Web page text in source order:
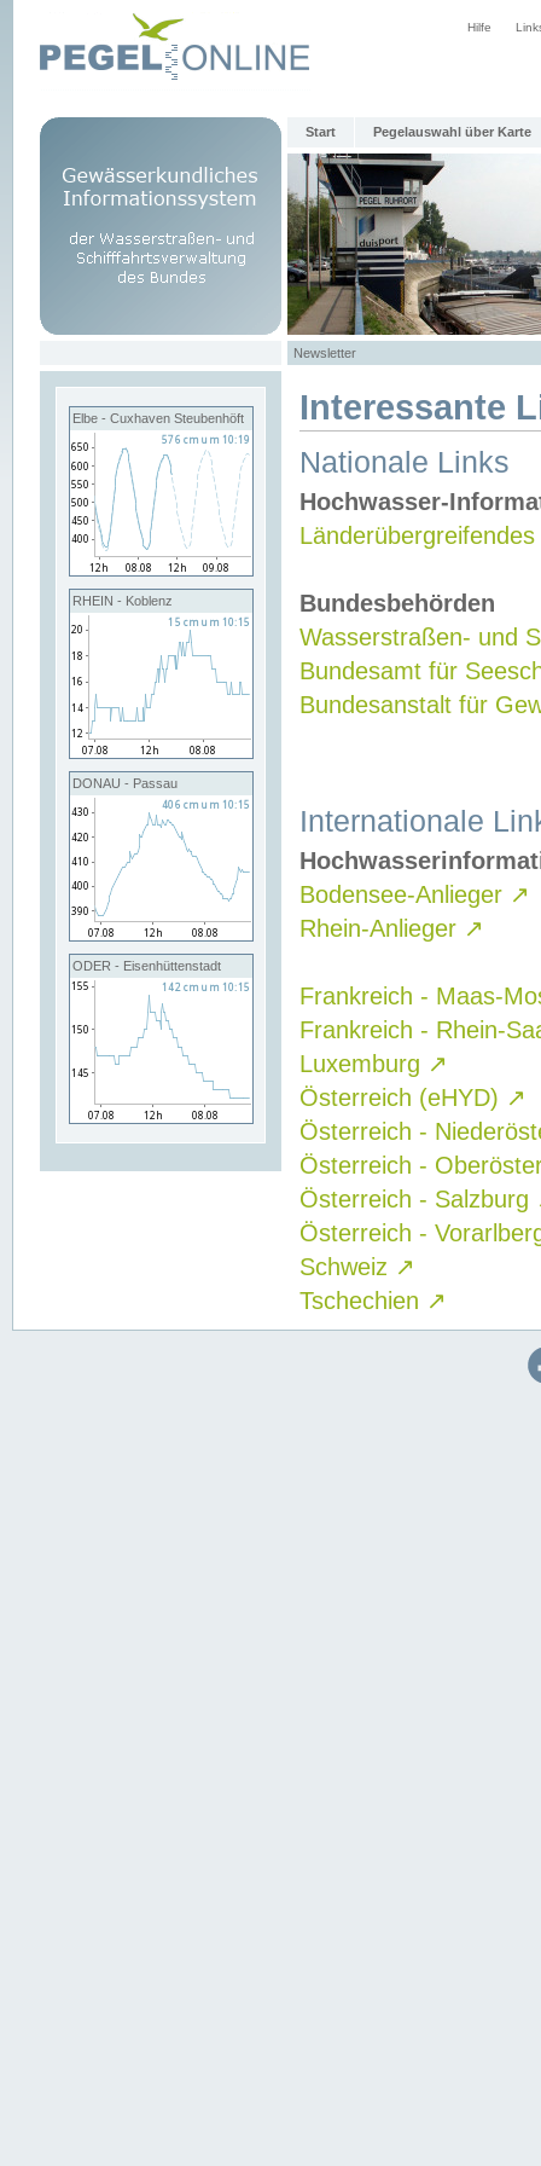
Hilfe
Start Pegelauswahl über Karte
Newsletter
Elbe - Cuxhaven Steubenhöft
RHEIN - Koblenz
DONAU - Passau
ODER - Eisenhüttenstadt
Interessante
Nationale Links
Hochwasser-
Bundesbehörden
Wasserstraßen- und
Bundesamt für
Bundesanstalt für
Internationale
Bodensee-Anlieger ↗
Rhein-Anlieger ↗
Frankreich - Maas-
Frankreich - Rhein-
Luxemburg ↗
Österreich (eHYD) ↗
Österreich -
Österreich -
Österreich - Salzburg
Österreich -
Schweiz ↗
Tschechien ↗